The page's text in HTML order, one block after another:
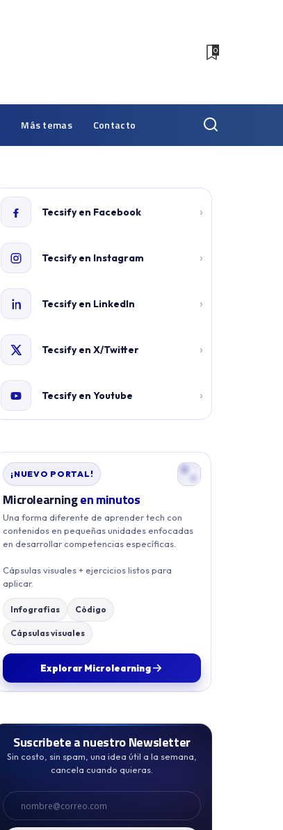
0
Más temas Contacto
Tecsify en Facebook ›
Tecsify en Instagram ›
Tecsify en LinkedIn ›
Tecsify en X/Twitter ›
Tecsify en Youtube ›
¡NUEVO PORTAL!
Microlearningen minutos
Una forma diferente de aprender tech con
contenidos en pequeñas unidades enfocadas
en desarrollar competencias específicas.
Cápsulas visuales + ejercicios listos para
aplicar.
Infografías Código
Cápsulas visuales
Explorar Microlearning
Suscribete a nuestro Newsletter
Sin costo, sin spam, una idea útil a la semana,
cancela cuando quieras.
Correo